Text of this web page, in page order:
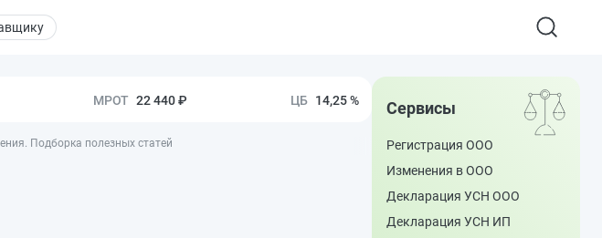
22 440 ₽ 14,25 %
Подборка полезных статей
Сервисы
Регистрация ООО
Изменения в ООО
Декларация УСН ООО
Декларация УСН ИП